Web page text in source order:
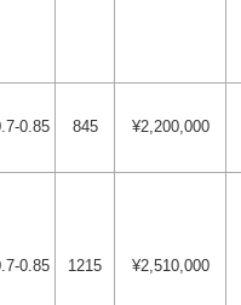
0.85 845 ¥2,200,000
0.85 1215 ¥2,510,000